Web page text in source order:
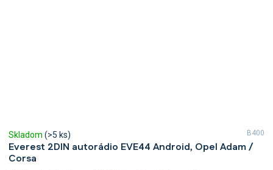
Everest 2DIN autorádio EVE44 Android, Opel Adam /
Corsa
Skladom (>5 ks) B400